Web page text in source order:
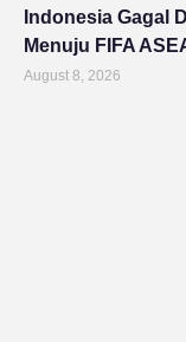
Indonesia Gagal
Menuju FIFA
August 8, 2026